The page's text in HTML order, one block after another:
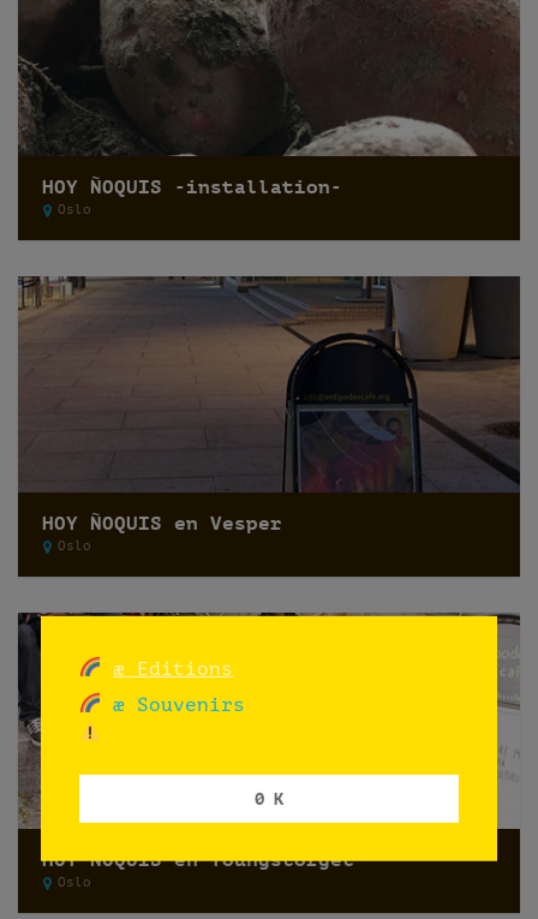
HOY ÑOQUIS -installation-
Oslo
HOY ÑOQUIS en Vesper
Oslo
HOY ÑOQUIS en Youngstorget
Oslo
æ Editions
æ Souvenirs
0 K